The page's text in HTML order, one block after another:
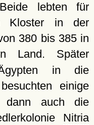
lebten für
Kloster in der
380 bis 385 in
Land. Später
in die
einige
dann auch die
Nitria